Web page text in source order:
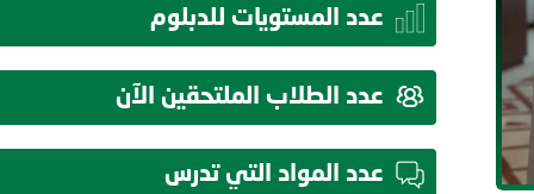
عدد المستويات للدبلوم
عدد الطلاب الملتحقين الآن
عدد المواد التي تدرس